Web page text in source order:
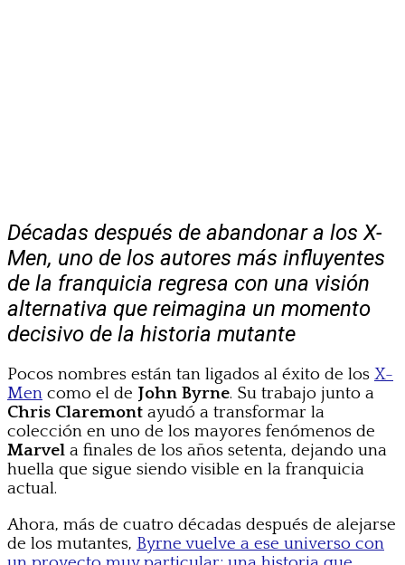
Décadas después de abandonar a los X-
Men, uno de los autores más influyentes
de la franquicia regresa con una visión
alternativa que reimagina un momento
decisivo de la historia mutante
Pocos nombres están tan ligados al éxito de los X-
Men como el de John Byrne. Su trabajo junto a
Chris Claremont ayudó a transformar la
colección en uno de los mayores fenómenos de
Marvel a finales de los años setenta, dejando una
huella que sigue siendo visible en la franquicia
actual.
Ahora, más de cuatro décadas después de alejarse
de los mutantes, Byrne vuelve a ese universo con